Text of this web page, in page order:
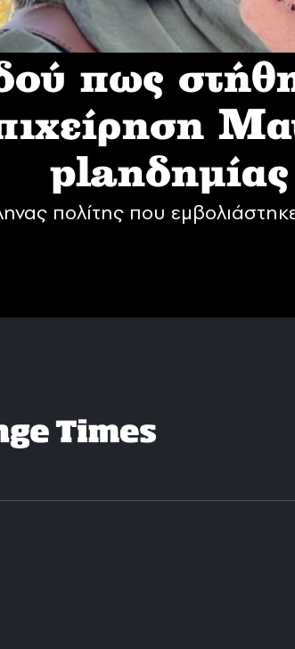
πως
planδημίας
πολίτης που